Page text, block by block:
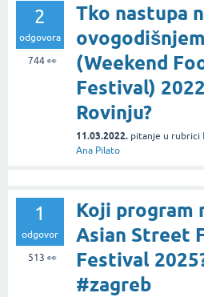
2
odgovora
744👀
Tko nastupa
(Weekend
Festival)
Rovinju?
11.03.2022. pitanje u rubrici
Ana Pilato
1
odgovor
513 👀
Koji program
Asian Street
Festival
#zagreb